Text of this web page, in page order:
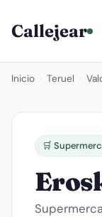
Callejear
Inicio Teruel
🛒